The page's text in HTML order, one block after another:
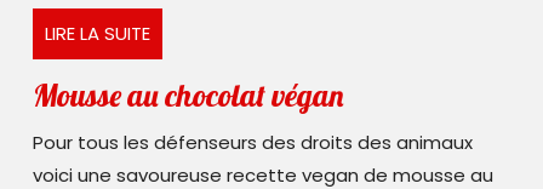
coco
LIRE LA SUITELIRE
LA
SUITE
Mousse au chocolat véganMousse
au
chocolat
Pour tous les défenseurs des droits des animaux
voici une savoureuse recette vegan de mousse au